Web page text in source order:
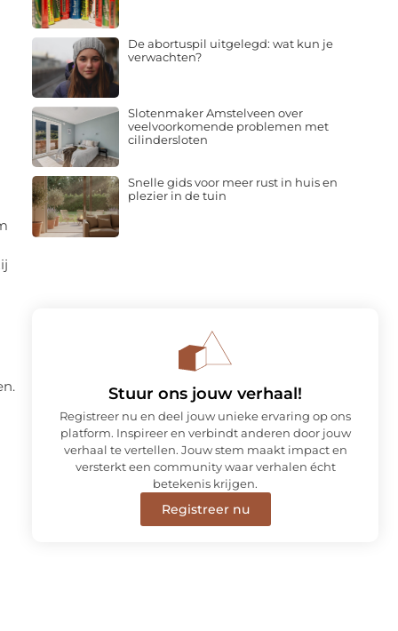
De abortuspil uitgelegd: wat kun je
verwachten?
Slotenmaker Amstelveen over
veelvoorkomende problemen met
cilindersloten
Snelle gids voor meer rust in huis en
plezier in de tuin
Stuur ons jouw verhaal!
Registreer nu en deel jouw unieke ervaring op ons
platform. Inspireer en verbindt anderen door jouw
verhaal te vertellen. Jouw stem maakt impact en
versterkt een community waar verhalen écht
betekenis krijgen.
Registreer nu